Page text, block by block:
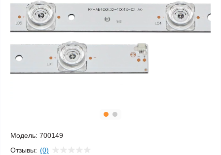
Модель: 700149
Отзывы: (0)